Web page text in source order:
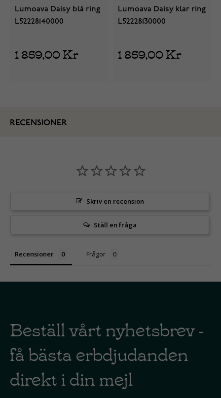
Lumoava Daisy blå ring
L52228140000
1 859,00 Kr
Lumoava Daisy klar ring
L52228130000
1 859,00 Kr
RECENSIONER
Skriv en recension
Ställ en fråga
Recensioner Frågor
Beställ vårt nyhetsbrev -
få bästa erbdjudanden
direkt i din mejl